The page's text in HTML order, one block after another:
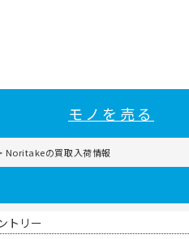
モノを売る
Noritakeの買取入荷情報
トリー